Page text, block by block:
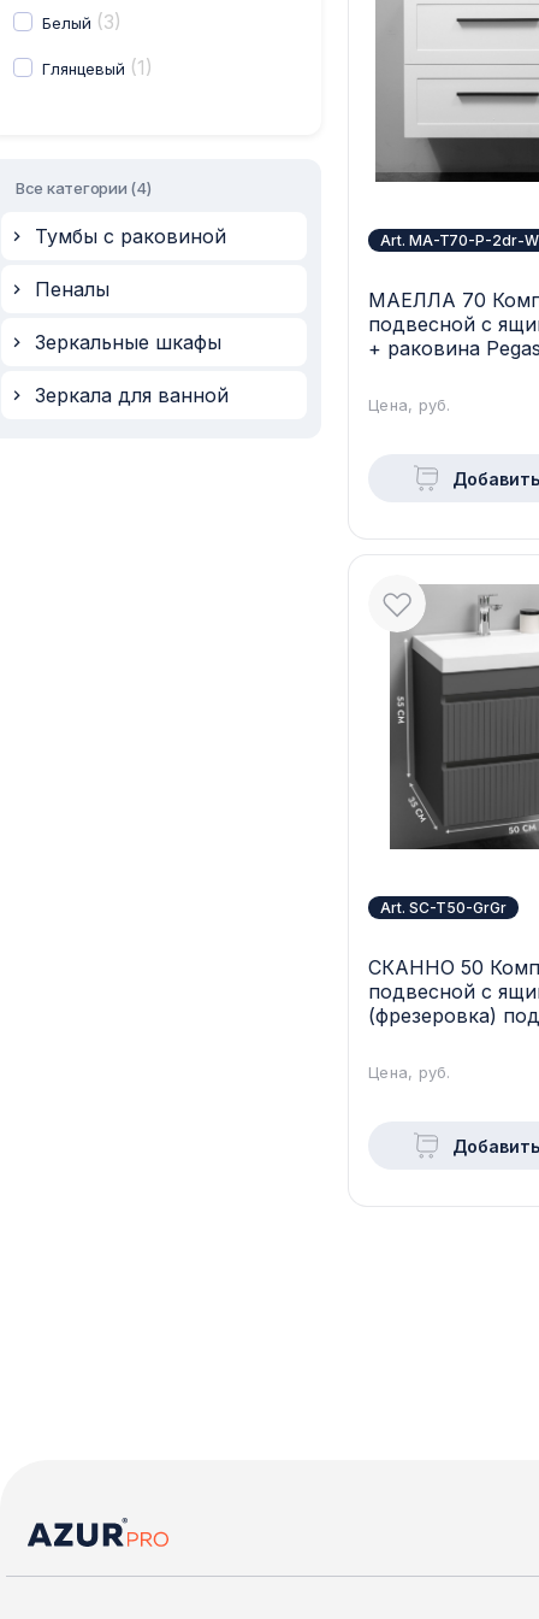
Белый (3)
Глянцевый (1)
Все категории (4)
Тумбы с раковиной
Пеналы
Зеркальные шкафы
Зеркала для ванной
Art. MA-T70-P-2dr-W
МАЕЛЛА 70
подвесной c
+ раковина
Цена, руб.
Art. SC-T50-GrGr
СКАННО 50
подвесной c
(фрезеровка)
Графит SC-T50-
Цена, руб.